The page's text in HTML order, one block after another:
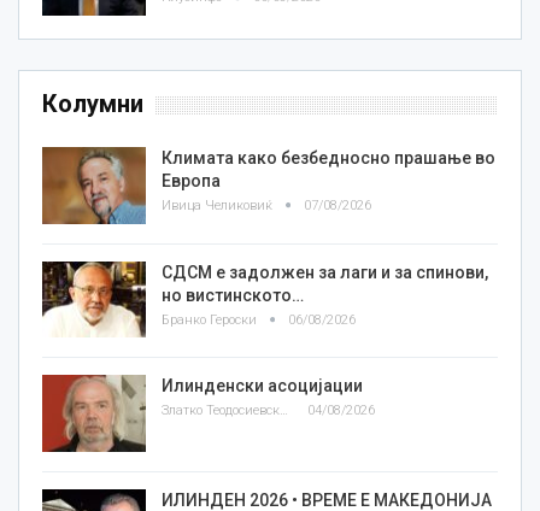
Колумни
Климата како безбедносно прашање во
Европа
Ивица Челиковиќ 07/08/2026
СДСМ е задолжен за лаги и за спинови,
но вистинското…
Бранко Героски 06/08/2026
Илинденски асоцијации
Златко Теодосиевски 04/08/2026
ИЛИНДЕН 2026 • ВРЕМЕ Е МАКЕДОНИЈА